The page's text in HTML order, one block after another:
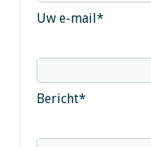
Uw e-mail*
Bericht*